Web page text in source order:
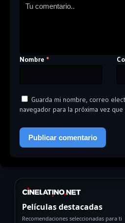
Nombre *
Guarda mi nombre, correo
navegador para la próxima vez que
Películas destacadas
Recomendaciones seleccionadas para ti